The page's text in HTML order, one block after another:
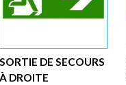
SORTIE DE SECOURS
À DROITE